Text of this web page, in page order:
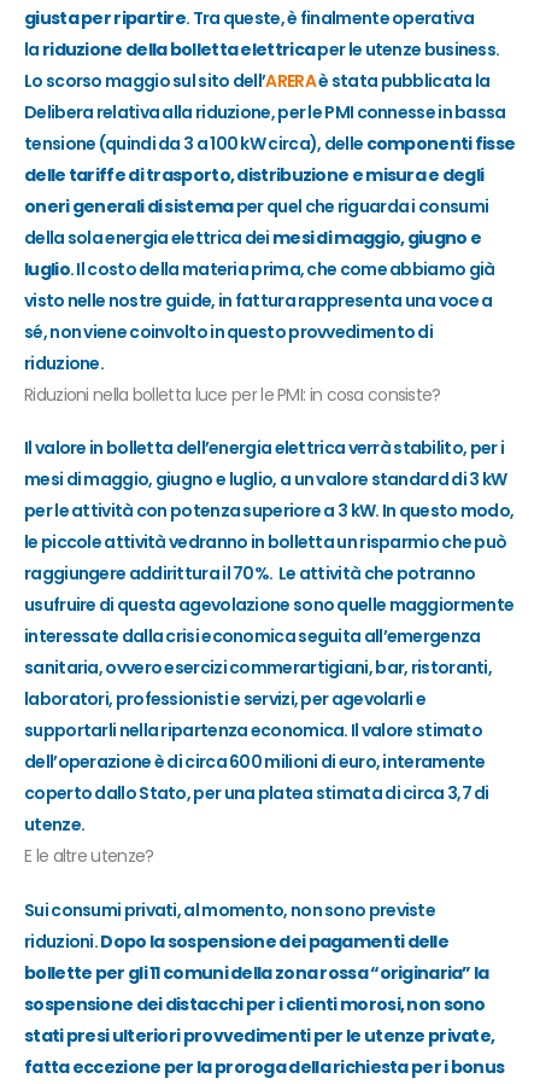
giusta per ripartire. Tra queste, è finalmente operativa
la riduzione della bolletta elettricaper le utenze business.
Lo scorso maggio sul sito dell’ARERAè stata pubblicata la
Delibera relativa alla riduzione,per le PMI connesse in bassa
tensione (quindi da 3 a 100 kW circa), delle componenti fisse
delle tariffe di trasporto, distribuzione e misura e degli
oneri generali di sistemaper quel che riguarda i consumi
della solaenergia elettrica dei mesi di maggio, giugno e
luglio.Il costo della materia prima, che come abbiamo già
visto nelle nostre guide, in fattura rappresenta una voce a
sé, non viene coinvolto in questo provvedimento di
riduzione.
Riduzioni nella bolletta luce per le PMI: in cosa consiste?
Il valore in bolletta dell’energia elettrica verrà stabilito, per i
mesi di maggio, giugno e luglio, a un valore standard di 3 kW
per le attività con potenza superiore a 3 kW. In questo modo,
le piccole attivitàvedranno in bollettaun risparmio che può
raggiungere addirittura il 70%. Le attività che potranno
usufruire di questa agevolazione sono quelle maggiormente
interessate dalla crisi economica seguita all’emergenza
sanitaria, ovvero esercizicommerartigiani, bar, ristoranti,
laboratori, professionisti e servizi, per agevolarli e
supportarli nella ripartenza economica. Il valore stimato
dell’operazione è di circa 600 milioni di euro, interamente
coperto dallo Stato, per una platea stimata di circa 3,7 di
utenze.
E le altre utenze?
Sui consumi privati, al momento, non sono previste
riduzioni.Dopo la sospensione dei pagamenti delle
bollette per gli 11 comuni della zona rossa “originaria” la
sospensione dei distacchi per i clienti morosi, non sono
stati presi ulteriori provvedimenti per le utenze private,
fatta eccezione per la proroga della richiesta per i bonus